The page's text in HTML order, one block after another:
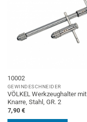
10002
GEWINDESCHNEIDER
VÖLKEL Werkzeughalter mit
Knarre, Stahl, GR. 2
7,90 €